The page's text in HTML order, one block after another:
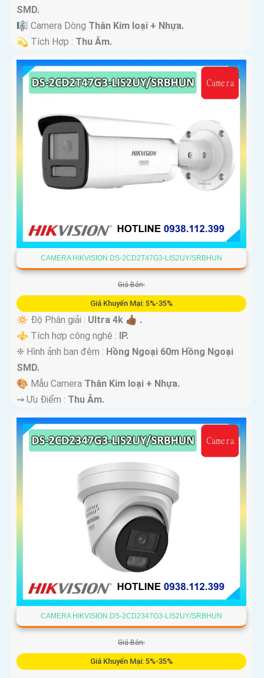
SMD.
🎼️ Camera Dòng Thân Kim loại + Nhựa.
️💫 Tích Hợp : Thu Âm.
CAMERA HIKVISION DS-2CD2T47G3-LIS2UY/SRBHUN
Giá Bán:
Giá Khuyến Mại: 5%-35%
🔅 Độ Phân giải : Ultra 4k 👍🏾 .
⚜️ Tích hợp công nghệ : IP.
❈ Hình ảnh ban đêm : Hồng Ngoại 60m Hồng Ngoại
SMD.
🎨 Mẫu Camera Thân Kim loại + Nhựa.
️⇝ Ưu Điểm : Thu Âm.
CAMERA HIKVISION DS-2CD2347G3-LIS2UY/SRBHUN
Giá Bán:
Giá Khuyến Mại: 5%-35%